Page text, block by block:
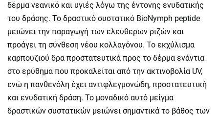
δέρμα νεανικό και υγιές λόγω της έντονης ενυδατικής
του δράσης. Το δραστικό συστατικό BioNymph peptide
μειώνει την παραγωγή των ελεύθερων ριζών και
προάγει τη σύνθεση νέου κολλαγόνου. Το εκχύλισμα
καρπουζιού δρα προστατευτικά προς το δέρμα ενάντια
στο ερύθημα που προκαλείται από την ακτινοβολία UV,
ενώ η πανθενόλη έχει αντιφλεγμονώδη, προστατευτική
και ενυδατική δράση. Το μοναδικό αυτό μείγμα
δραστικών συστατικών μειώνει σημαντικά το βάθος των